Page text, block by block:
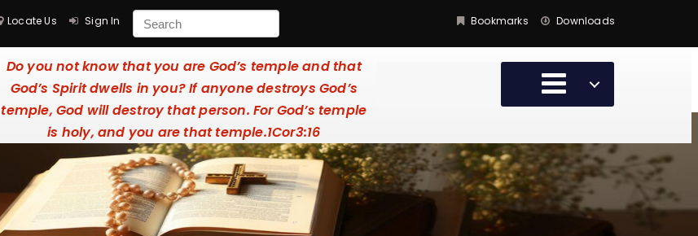
Locate Us Sign In Bookmarks Downloads
Do you not know that you are God’s temple and that
God’s Spirit dwells in you? If anyone destroys God’s
temple, God will destroy that person. For God’s temple
is holy, and you are that temple.1Cor3:16